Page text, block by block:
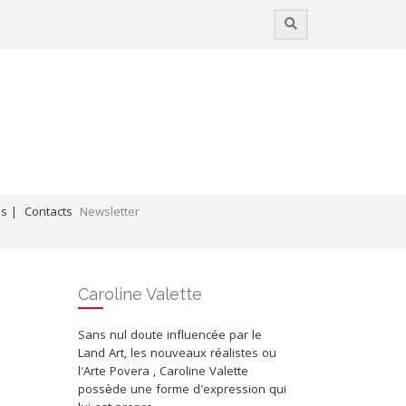
| Contacts Newsletter
Caroline Valette
Sans nul doute influencée par le
Land Art, les nouveaux réalistes ou
l'Arte Povera , Caroline Valette
possède une forme d'expression qui